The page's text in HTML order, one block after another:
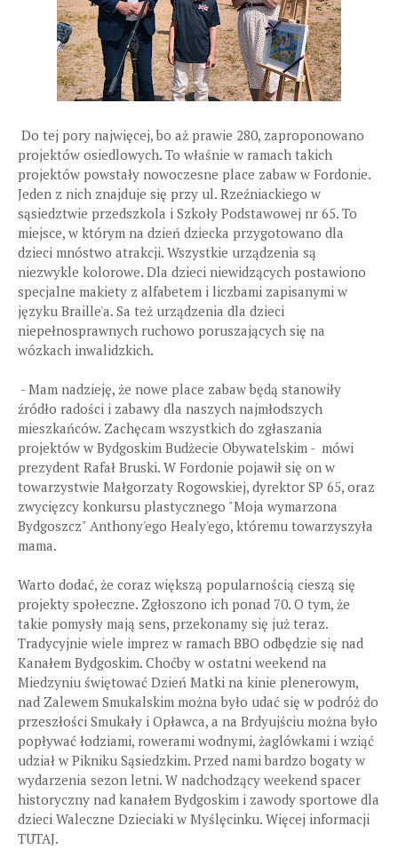
Do tej pory najwięcej, bo aż prawie 280, zaproponowano
projektów osiedlowych. To właśnie w ramach takich
projektów powstały nowoczesne place zabaw w Fordonie.
Jeden z nich znajduje się przy ul. Rzeźniackiego w
sąsiedztwie przedszkola i Szkoły Podstawowej nr 65. To
miejsce, w którym na dzień dziecka przygotowano dla
dzieci mnóstwo atrakcji. Wszystkie urządzenia są
niezwykle kolorowe. Dla dzieci niewidzących postawiono
specjalne makiety z alfabetem i liczbami zapisanymi w
języku Braille'a. Sa też urządzenia dla dzieci
niepełnosprawnych ruchowo poruszających się na
wózkach inwalidzkich.
- Mam nadzieję, że nowe place zabaw będą stanowiły
źródło radości i zabawy dla naszych najmłodszych
mieszkańców. Zachęcam wszystkich do zgłaszania
projektów w Bydgoskim Budżecie Obywatelskim - mówi
prezydent Rafał Bruski. W Fordonie pojawił się on w
towarzystwie Małgorzaty Rogowskiej, dyrektor SP 65, oraz
zwycięzcy konkursu plastycznego "Moja wymarzona
Bydgoszcz" Anthony'ego Healy'ego, któremu towarzyszyła
mama.
Warto dodać, że coraz większą popularnością cieszą się
projekty społeczne. Zgłoszono ich ponad 70. O tym, że
takie pomysły mają sens, przekonamy się już teraz.
Tradycyjnie wiele imprez w ramach BBO odbędzie się nad
Kanałem Bydgoskim. Choćby w ostatni weekend na
Miedzyniu świętować Dzień Matki na kinie plenerowym,
nad Zalewem Smukalskim można było udać się w podróż do
przeszłości Smukały i Opławca, a na Brdyujściu można było
popływać łodziami, rowerami wodnymi, żaglówkami i wziąć
udział w Pikniku Sąsiedzkim. Przed nami bardzo bogaty w
wydarzenia sezon letni. W nadchodzący weekend spacer
historyczny nad kanałem Bydgoskim i zawody sportowe dla
dzieci Waleczne Dzieciaki w Myślęcinku. Więcej informacji
TUTAJ.